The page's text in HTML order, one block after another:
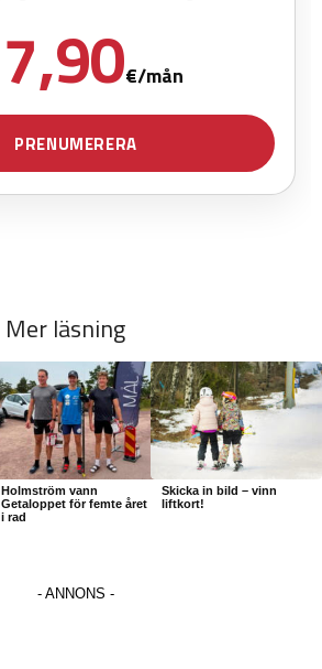
Mer läsning
Holmström vann
Getaloppet för femte året
i rad
Skicka in bild – vinn
liftkort!